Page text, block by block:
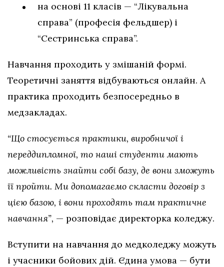
на основі 11 класів — “Лікувальна
справа” (професія фельдшер) і
“Сестринська справа”.
Навчання проходить у змішаній формі.
Теоретичні заняття відбуваються онлайн. А
практика проходить безпосередньо в
медзакладах.
“Що стосується практики, виробничої і
переддипломної, то наші студенти мають
можливість знайти собі базу, де вони зможуть
її пройти. Ми допомагаємо скласти договір з
цією базою, і вони проходять там практичне
навчання”, — розповідає директорка коледжу.
Вступити на навчання до медколеджу можуть
і учасники бойових дій. Єдина умова — бути